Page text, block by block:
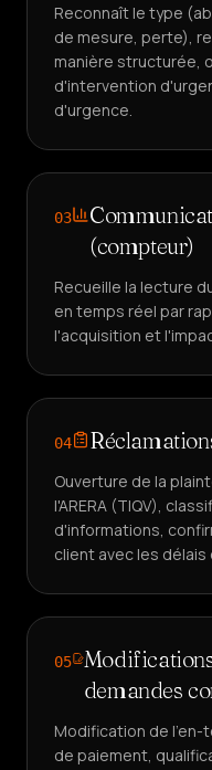
Reconnaît le type
de mesure, perte),
manière structurée,
d'intervention
d'urgence.
03
(compteur)
Recueille la lecture
en temps réel par
l'acquisition et
04
Ouverture de la
l'ARERA (TIQV),
d'informations,
client avec les
05
demandes
Modification de
de paiement,